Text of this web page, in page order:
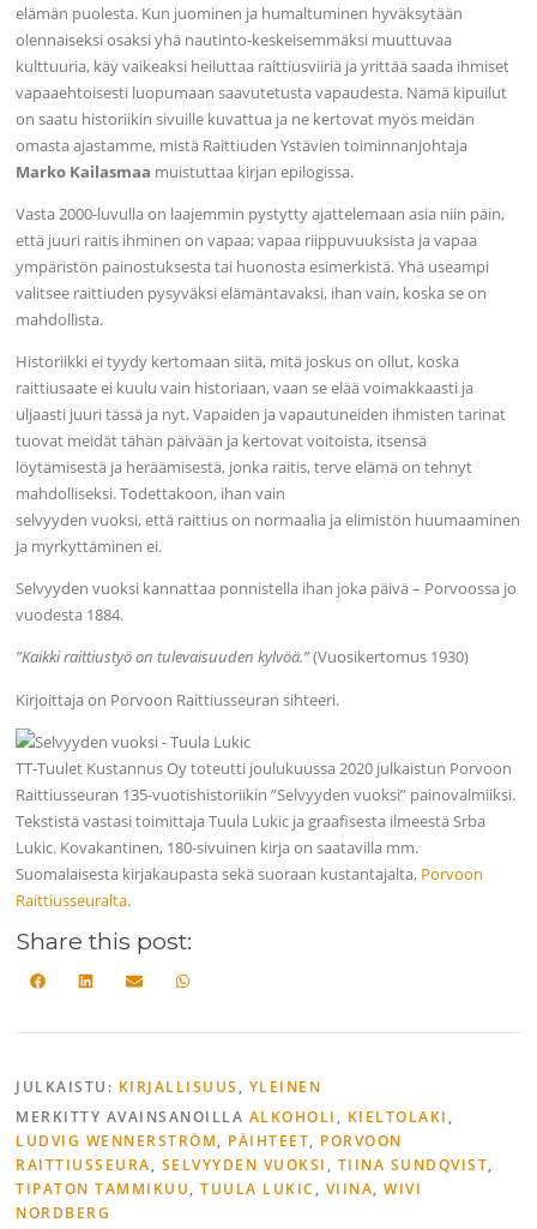
elämän puolesta. Kun juominen ja humaltuminen hyväksytään
olennaiseksi osaksi yhä nautinto-keskeisemmäksi muuttuvaa
kulttuuria, käy vaikeaksi heiluttaa raittiusviiriä ja yrittää saada ihmiset
vapaaehtoisesti luopumaan saavutetusta vapaudesta. Nämä kipuilut
on saatu historiikin sivuille kuvattua ja ne kertovat myös meidän
omasta ajastamme, mistä Raittiuden Ystävien toiminnanjohtaja
Marko Kailasmaa muistuttaa kirjan epilogissa.
Vasta 2000-luvulla on laajemmin pystytty ajattelemaan asia niin päin,
että juuri raitis ihminen on vapaa; vapaa riippuvuuksista ja vapaa
ympäristön painostuksesta tai huonosta esimerkistä. Yhä useampi
valitsee raittiuden pysyväksi elämäntavaksi, ihan vain, koska se on
mahdollista.
Historiikki ei tyydy kertomaan siitä, mitä joskus on ollut, koska
raittiusaate ei kuulu vain historiaan, vaan se elää voimakkaasti ja
uljaasti juuri tässä ja nyt. Vapaiden ja vapautuneiden ihmisten tarinat
tuovat meidät tähän päivään ja kertovat voitoista, itsensä
löytämisestä ja heräämisestä, jonka raitis, terve elämä on tehnyt
mahdolliseksi. Todettakoon, ihan vain
selvyyden vuoksi, että raittius on normaalia ja elimistön huumaaminen
ja myrkyttäminen ei.
Selvyyden vuoksi kannattaa ponnistella ihan joka päivä – Porvoossa jo
vuodesta 1884.
”Kaikki raittiustyö on tulevaisuuden kylvöä.”(Vuosikertomus 1930)
Kirjoittaja on Porvoon Raittiusseuran sihteeri.
TT-Tuulet Kustannus Oy toteutti joulukuussa 2020 julkaistun Porvoon
Raittiusseuran 135-vuotishistoriikin ”Selvyyden vuoksi” painovalmiiksi.
Tekstistä vastasi toimittaja Tuula Lukic ja graafisesta ilmeestä Srba
Lukic. Kovakantinen, 180-sivuinen kirja on saatavilla mm.
Suomalaisesta kirjakaupasta sekä suoraan kustantajalta, Porvoon
Raittiusseuralta.
Share this post:
Share
b
o
o
k
Share
e
d
I
n
Share
ö
p
o
s
t
Share
W
s
A
p
p
JULKAISTU: KIRJALLISUUS , YLEINEN
MERKITTY AVAINSANOILLA ALKOHOLI , KIELTOLAKI ,
LUDVIG WENNERSTRÖM, PÄIHTEET, PORVOON
RAITTIUSSEURA, SELVYYDEN VUOKSI , TIINA SUNDQVIST,
TIPATON TAMMIKUU,TUULA LUKIC , VIINA,WIVI
NORDBERG